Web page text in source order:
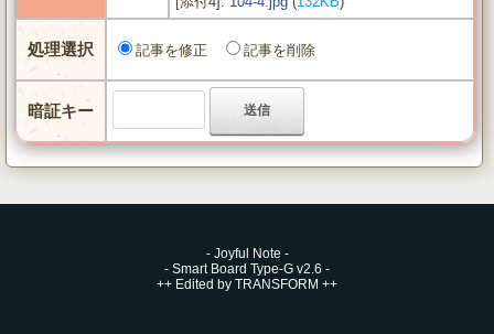
処理選択 記事を修正 記事を削除
暗証キー
- Joyful Note -
- Smart Board Type-G v2.6 -
++ Edited by TRANSFORM ++